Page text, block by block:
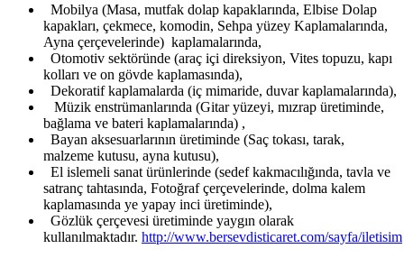
Mobilya (Masa, mutfak dolap kapaklarında, Elbise Dolap
kapakları, çekmece, komodin, Sehpa yüzey Kaplamalarında,
Ayna çerçevelerinde) kaplamalarında,
Otomotiv sektöründe (araç içi direksiyon, Vites topuzu, kapı
kolları ve on gövde kaplamasında),
Dekoratif kaplamalarda (iç mimaride, duvar kaplamalarında),
Müzik enstrümanlarında (Gitar yüzeyi, mızrap üretiminde,
bağlama ve bateri kaplamalarında) ,
Bayan aksesuarlarının üretiminde (Saç tokası, tarak,
malzeme kutusu, ayna kutusu),
El islemeli sanat ürünlerinde (sedef kakmacılığında, tavla ve
satranç tahtasında, Fotoğraf çerçevelerinde, dolma kalem
kaplamasında ye yapay inci üretiminde),
Gözlük çerçevesi üretiminde yaygın olarak
kullanılmaktadır. http://www.bersevdisticaret.com/sayfa/iletisim